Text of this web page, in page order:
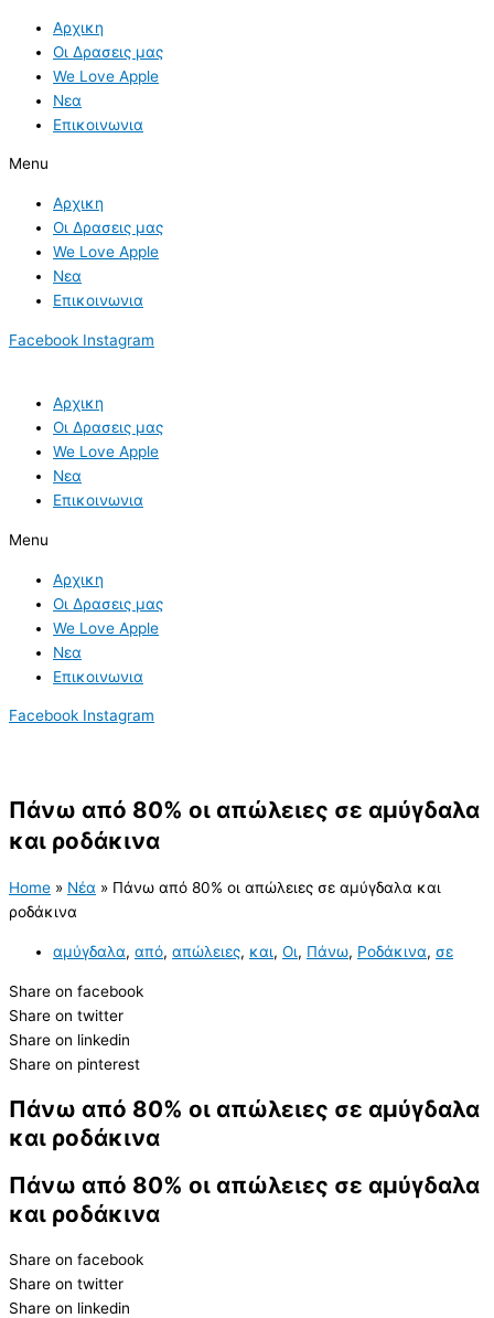
content
Αρχικη
Οι Δρασεις μας
We Love Apple
Νεα
Επικοινωνια
Menu
Αρχικη
Οι Δρασεις μας
We Love Apple
Νεα
Επικοινωνια
Facebook Instagram
Αρχικη
Οι Δρασεις μας
We Love Apple
Νεα
Επικοινωνια
Menu
Αρχικη
Οι Δρασεις μας
We Love Apple
Νεα
Επικοινωνια
Facebook Instagram
Πάνω από 80% οι απώλειες σε αμύγδαλα
και ροδάκινα
Home » Νέα » Πάνω από 80% οι απώλειες σε αμύγδαλα και
ροδάκινα
αμύγδαλα, από, απώλειες, και, Οι, Πάνω, Ροδάκινα, σε
Share on facebook
Share on twitter
Share on linkedin
Share on pinterest
Πάνω από 80% οι απώλειες σε αμύγδαλα
και ροδάκινα
Πάνω από 80% οι απώλειες σε αμύγδαλα
και ροδάκινα
Share on facebook
Share on twitter
Share on linkedin